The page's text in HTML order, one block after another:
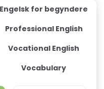
Engelsk for begyndere
Professional English
Vocational English
Vocabulary